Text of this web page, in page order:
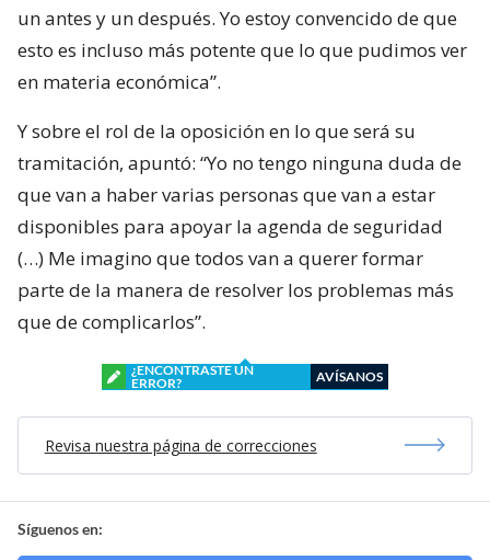
un antes y un después. Yo estoy convencido de que
esto es incluso más potente que lo que pudimos ver
en materia económica”.
Y sobre el rol de la oposición en lo que será su
tramitación, apuntó: “Yo no tengo ninguna duda de
que van a haber varias personas que van a estar
disponibles para apoyar la agenda de seguridad
(…) Me imagino que todos van a querer formar
parte de la manera de resolver los problemas más
que de complicarlos”.
¿ENCONTRASTE UN
ERROR?
AVÍSANOS
Revisa nuestra página de correcciones
Síguenos en: